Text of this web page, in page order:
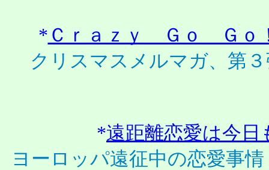
* Ｃｒａｚｙ Ｇｏ Ｇｏ
クリスマスメルマガ、第
*遠距離恋愛は今日
ヨーロッパ遠征中の恋愛事